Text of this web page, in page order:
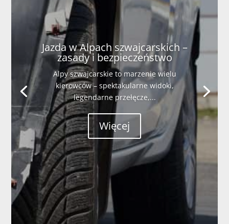
Jazda w Alpach szwajcarskich –
zasady i bezpieczeństwo
Alpy szwajcarskie to marzenie wielu
kierowców – spektakularne widoki,
legendarne przełęcze,...
Więcej